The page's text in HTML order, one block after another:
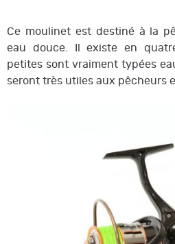
Ce moulinet est destiné à la
eau douce. Il existe en
petites sont vraiment typées
seront très utiles aux pêcheurs